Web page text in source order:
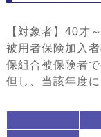
【対象者】40才
被用者保険加入
保組合被保険者
但し、当該年度